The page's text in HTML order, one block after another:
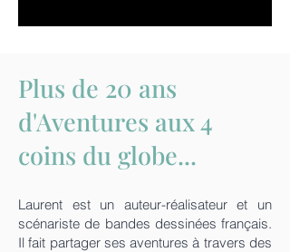
Plus de 20 ans
d'Aventures aux 4
coins du globe...
Laurent est un auteur-réalisateur et un
scénariste de bandes dessinées français.
Il fait partager ses aventures à travers des